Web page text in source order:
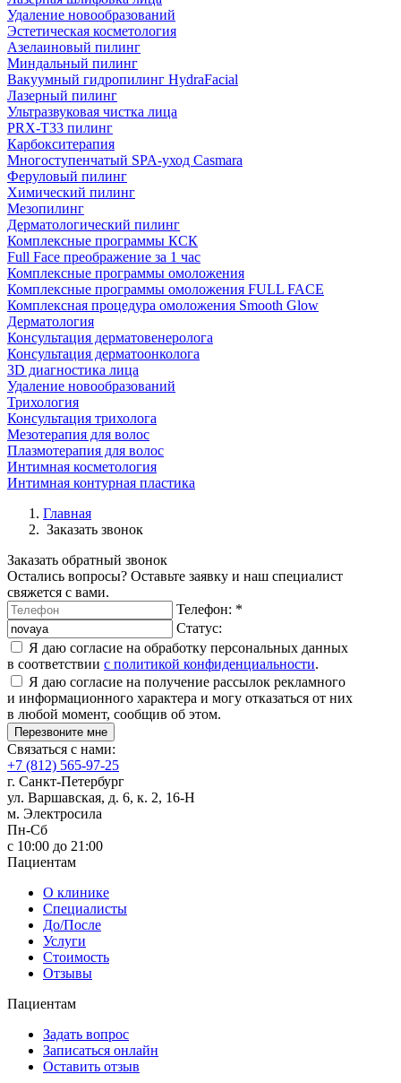
Удаление новообразований
Эстетическая косметология
Азелаиновый пилинг
Миндальный пилинг
Вакуумный гидропилинг HydraFacial
Лазерный пилинг
Ультразвуковая чистка лица
PRX-T33 пилинг
Карбокситерапия
Многоступенчатый SPA-уход Сasmara
Феруловый пилинг
Химический пилинг
Мезопилинг
Дерматологический пилинг
Комплексные программы КСК
Full Face преображение за 1 час
Комплексные программы омоложения
Комплексные программы омоложения FULL FACE
Комплексная процедура омоложения Smooth Glow
Дерматология
Консультация дерматовенеролога
Консультация дерматоонколога
3D диагностика лица
Удаление новообразований
Трихология
Консультация трихолога
Мезотерапия для волос
Плазмотерапия для волос
Интимная косметология
Интимная контурная пластика
Главная
Заказать звонок
Заказать обратный звонок
Остались вопросы? Оставьте заявку и наш специалист
свяжется с вами.
Телефон: *
Статус:
Я даю согласие на обработку персональных данных
в соответствии с политикой конфиденциальности.
Я даю согласие на получение рассылок рекламного
и информационного характера и могу отказаться от них
в любой момент, сообщив об этом.
Перезвоните мне
Связаться с нами:
+7 (812) 565-97-25
г. Санкт-Петербург
ул. Варшавская, д. 6, к. 2, 16-Н
м. Электросила
Пн-Сб
с 10:00 до 21:00
Пациентам
О клинике
Специалисты
До/После
Услуги
Стоимость
Отзывы
Пациентам
Задать вопрос
Записаться онлайн
Оставить отзыв